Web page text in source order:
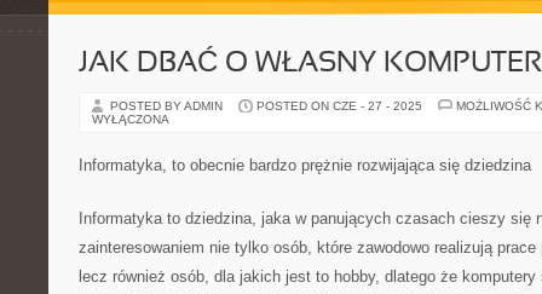
JAK DBAĆ O WŁASNY
POSTED BY ADMIN POSTED ON CZE - 27 - 2025
MOŻLIWOŚĆ
WYŁĄCZONA
Informatyka, to obecnie bardzo prężnie rozwijająca się dziedzina
Informatyka to dziedzina, jaka w panujących czasach cieszy się
zainteresowaniem nie tylko osób, które zawodowo realizują
lecz również osób, dla jakich jest to hobby, dlatego że